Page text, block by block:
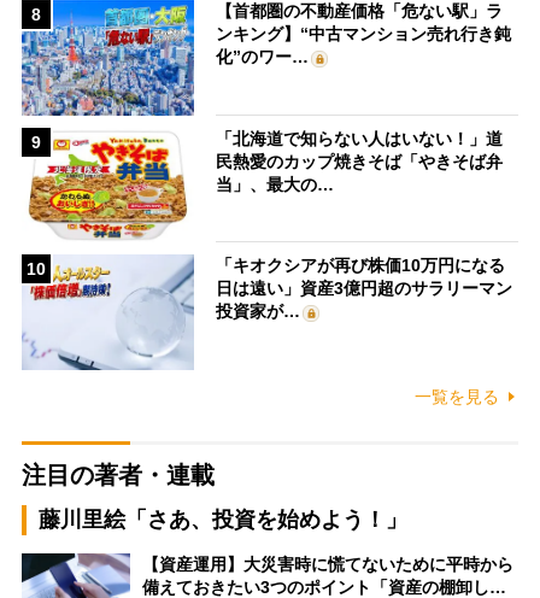
8
【首都圏の不動産価格「危ない駅」ラ
ンキング】“中古マンション売れ行き鈍
化”のワー…
9
「北海道で知らない人はいない！」道
民熱愛のカップ焼きそば「やきそば弁
当」、最大の…
10
「キオクシアが再び株価10万円になる
日は遠い」資産3億円超のサラリーマン
投資家が…
一覧を見る
注目の著者・連載
藤川里絵「さあ、投資を始めよう！」
【資産運用】大災害時に慌てないために平時から
備えておきたい3つのポイント「資産の棚卸し…